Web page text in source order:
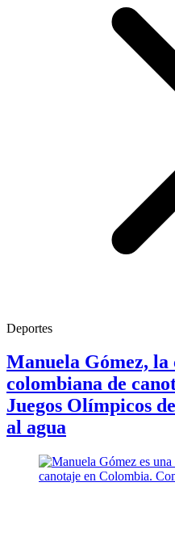
Deportes
Manuela Gómez, la
colombiana de
Juegos Olímpicos
al agua